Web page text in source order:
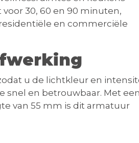
30, 60 en 90 minuten,
en commerciële
u de lichtkleur en
snel en betrouwbaar. Met een
van 55 mm is dit armatuur